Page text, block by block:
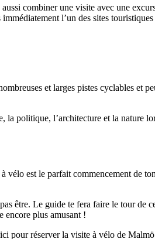
combiner une visite avec une
l’un des sites touristiques
et larges pistes cyclables et
politique, l’architecture et la nature
est le parfait commencement de
être. Le guide te fera faire le tour de
encore plus amusant !
pour réserver la visite à vélo de